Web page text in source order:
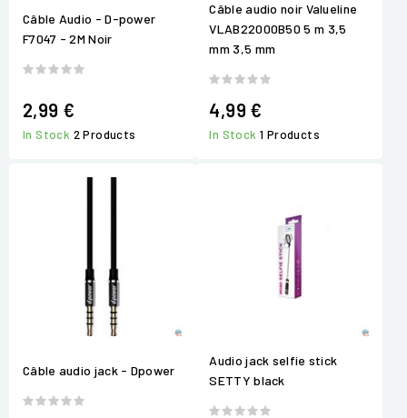
Câble Audio - D-power
F7047 - 2M Noir
2,99 €
In Stock 2 Products
Câble audio noir Valueline
VLAB22000B50 5 m 3,5
mm 3,5 mm
4,99 €
In Stock1 Products
Câble audio jack - Dpower
Audio jack selfie stick
SETTY black